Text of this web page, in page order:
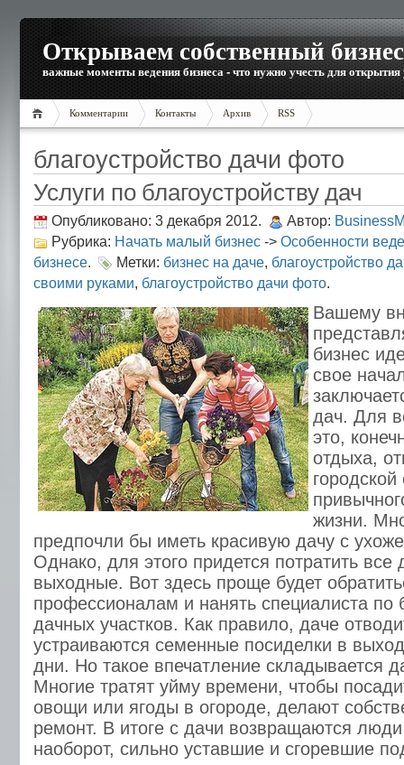
Открываем собственный бизнес
важные моменты ведения бизнеса - что нужно учесть для открытия
Комментарии Контакты Архив RSS
благоустройство дачи фото
Услуги по благоустройству дач
Опубликовано: 3 декабря 2012. Автор:
Рубрика: Начать малый бизнес -> Особенности
бизнесе. Метки: бизнес на даче, благоустройство
своими руками, благоустройство дачи фото.
Вашему
бизнес
свое
дач. Для
это,
отдыха,
жизни.
предпочли бы иметь красивую дачу с
Однако, для этого придется потратить все
выходные. Вот здесь проще будет
профессионалам и нанять специалиста по
дачных участков. Как правило, даче
устраиваются семенные посиделки в
дни. Но такое впечатление складывается
Многие тратят уйму времени, чтобы
овощи или ягоды в огороде, делают
ремонт. В итоге с дачи возвращаются
наоборот, сильно уставшие и сгоревшие